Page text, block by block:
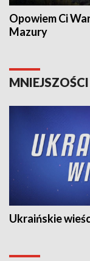
Opowiem Ci
Mazury
MNIEJSZOŚCI
Ukraińskie